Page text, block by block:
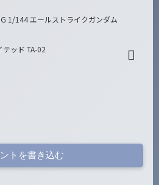
1/144 エールストライクガンダム
ッド TA-02
トを書き込む